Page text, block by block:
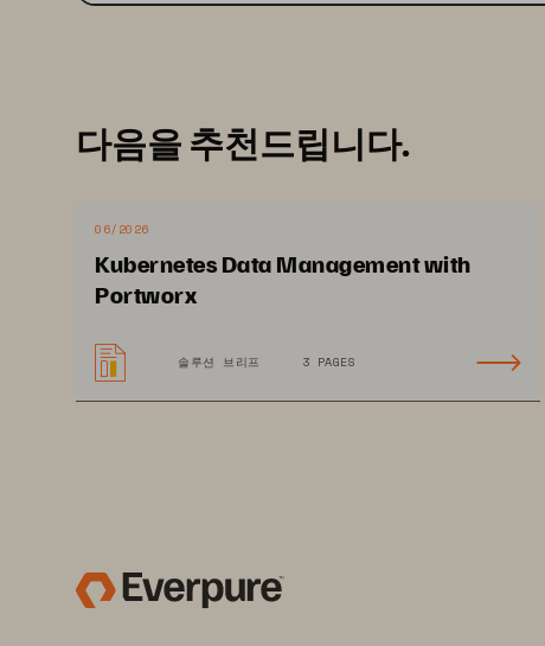
다음을 추천드립니다.
06/2026
Kubernetes Data Management with
Portworx
솔루션 브리프 3 PAGES